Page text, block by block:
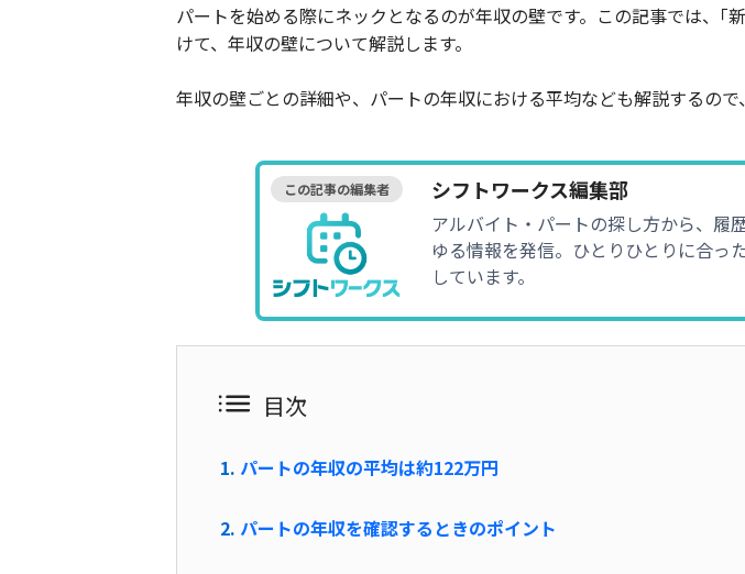
パートを始める際にネックとなるのが年収の壁です。この記事では、
けて、年収の壁について解説します。
年収の壁ごとの詳細や、パートの年収における平均なども解説するので
この記事の編集者 シフトワークス編集部
アルバイト・パートの探し方から、履
ゆる情報を発信。ひとりひとりに合っ
しています。
目次
パートの年収の平均は約122万円
パートの年収を確認するときのポイント